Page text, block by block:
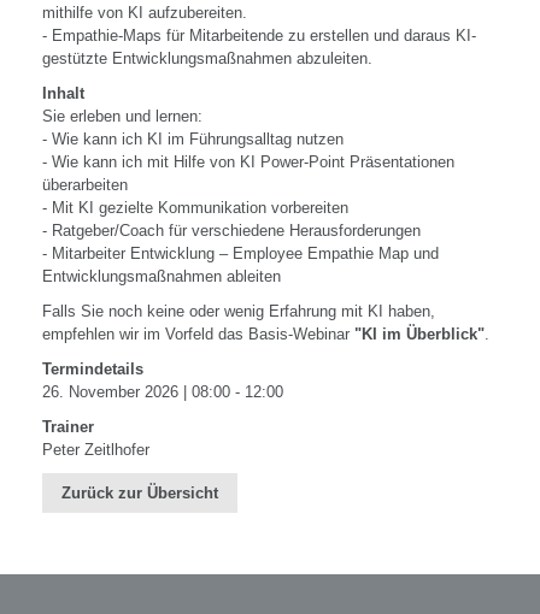
mithilfe von KI aufzubereiten.
- Empathie-Maps für Mitarbeitende zu erstellen und daraus KI-
gestützte Entwicklungsmaßnahmen abzuleiten.
Inhalt
Sie erleben und lernen:
- Wie kann ich KI im Führungsalltag nutzen
- Wie kann ich mit Hilfe von KI Power-Point Präsentationen
überarbeiten
- Mit KI gezielte Kommunikation vorbereiten
- Ratgeber/Coach für verschiedene Herausforderungen
- Mitarbeiter Entwicklung – Employee Empathie Map und
Entwicklungsmaßnahmen ableiten
Falls Sie noch keine oder wenig Erfahrung mit KI haben,
empfehlen wir im Vorfeld das Basis-Webinar "KI im Überblick"
Termindetails
26. November 2026 | 08:00 - 12:00
Trainer
Peter Zeitlhofer
Zurück zur Übersicht